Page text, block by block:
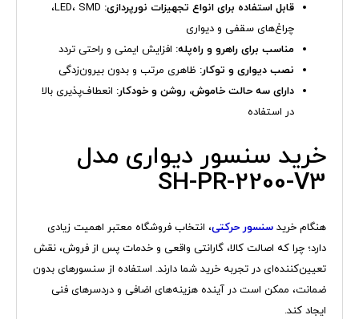
قابل استفاده برای انواع تجهیزات نورپردازی:
LED، SMD،
چراغ‌های سقفی و دیواری
مناسب برای راهرو و راه‌پله: افزایش ایمنی و راحتی تردد
نصب دیواری و توکار: ظاهری مرتب و بدون بیرون‌زدگی
دارای سه حالت خاموش، روشن و خودکار: انعطاف‌پذیری بالا
در استفاده
خرید سنسور دیواری مدل
SH-PR-2200-V3
هنگام خرید سنسور حرکتی، انتخاب فروشگاه معتبر اهمیت زیادی
دارد؛ چرا که اصالت کالا، گارانتی واقعی و خدمات پس از فروش، نقش
تعیین‌کننده‌ای در تجربه خرید شما دارند. استفاده از سنسورهای بدون
ضمانت، ممکن است در آینده هزینه‌های اضافی و دردسرهای فنی
ایجاد کند.